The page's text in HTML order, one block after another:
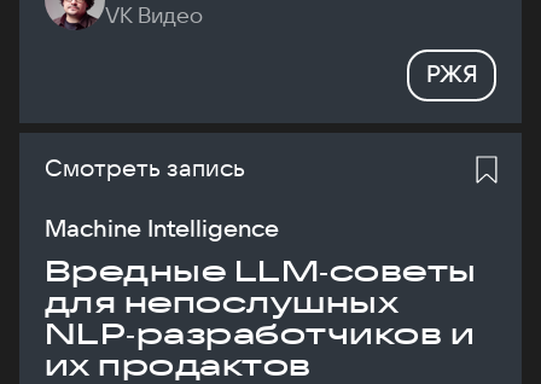
VK Видео
РЖЯ
Смотреть запись
Machine Intelligence
Вредные LLM‑советы
для непослушных
NLP‑разработчиков и
их продактов